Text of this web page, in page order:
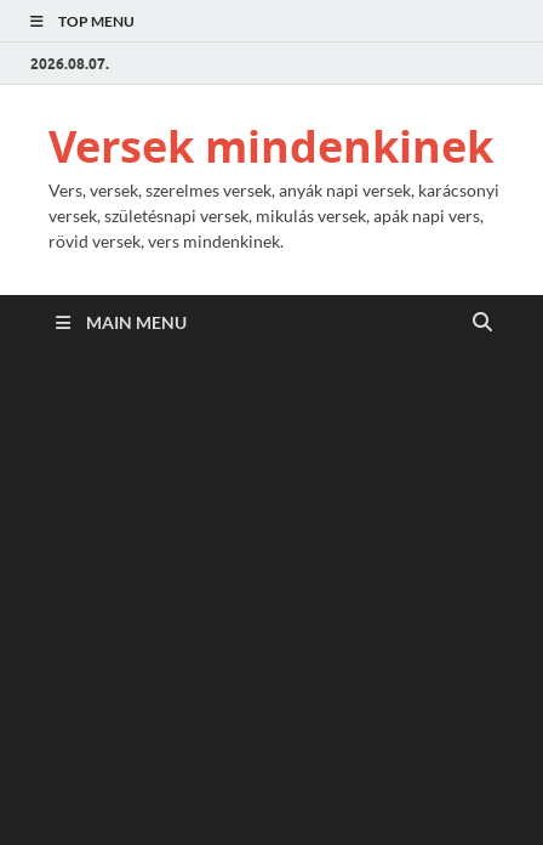
TOP MENU
2026.08.07.
Versek mindenkinek
Vers, versek, szerelmes versek, anyák napi versek, karácsonyi
versek, születésnapi versek, mikulás versek, apák napi vers,
rövid versek, vers mindenkinek.
MAIN MENU